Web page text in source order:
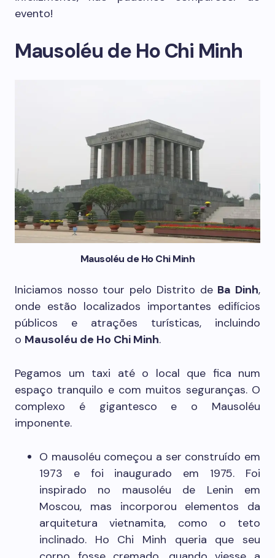
evento!
Mausoléu de Ho Chi Minh
Mausoléu de Ho Chi Minh
Iniciamos nosso tour pelo Distrito de Ba Dinh,
onde estão localizados importantes edifícios
públicos e atrações turísticas, incluindo
o Mausoléu de Ho Chi Minh.
Pegamos um taxi até o local que fica num
espaço tranquilo e com muitos seguranças. O
complexo é gigantesco e o Mausoléu
imponente.
O mausoléu começou a ser construído em
1973 e foi inaugurado em 1975. Foi
inspirado no mausoléu de Lenin em
Moscou, mas incorporou elementos da
arquitetura vietnamita, como o teto
inclinado. Ho Chi Minh queria que seu